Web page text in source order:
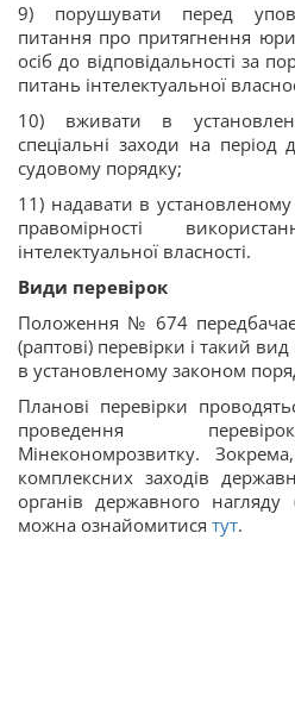
9) порушувати перед
питання про притягнення
осіб до відповідальності за
питань інтелектуальної
10) вживати в
спеціальні заходи на
судовому порядку;
11) надавати в
правомірності
інтелектуальної власності.
Види перевірок
Положення № 674 передбачає
(раптові) перевірки і такий
в установленому законом
Планові перевірки
проведення
Мінекономрозвитку.
комплексних заходів
органів державного
можна ознайомитися тут.